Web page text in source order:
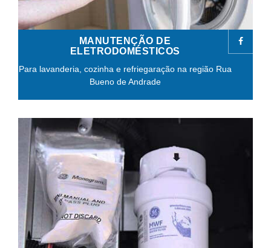
MANUTENÇÃO DE
ELETRODOMÉSTICOS
Para lavanderia, cozinha e refriegaração na região Rua
Bueno de Andrade